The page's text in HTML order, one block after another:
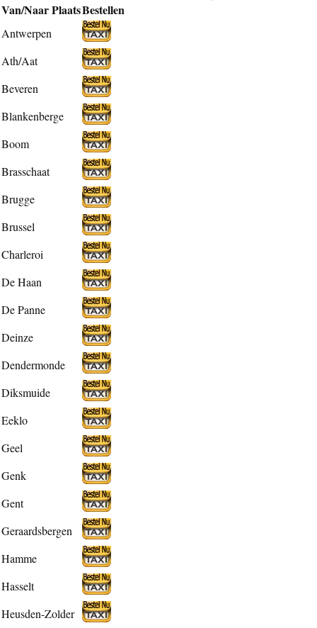
Van/Naar PlaatsBestellen
Antwerpen
Ath/Aat
Beveren
Blankenberge
Boom
Brasschaat
Brugge
Brussel
Charleroi
De Haan
De Panne
Deinze
Dendermonde
Diksmuide
Eeklo
Geel
Genk
Gent
Geraardsbergen
Hamme
Hasselt
Heusden-Zolder